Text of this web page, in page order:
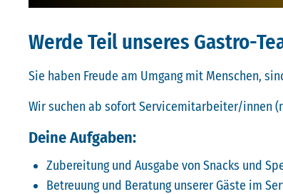
Werde Teil unseres Gastro-
Sie haben Freude am Umgang mit Menschen,
Wir suchen ab sofort Servicemitarbeiter/innen
Deine Aufgaben:
Zubereitung und Ausgabe von Snacks und
Betreuung und Beratung unserer Gäste im